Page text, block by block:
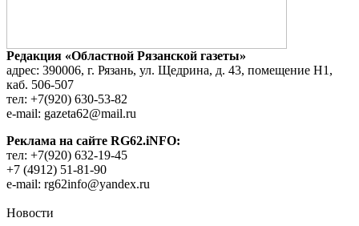
Редакция «Областной Рязанской газеты»
адрес: 390006, г. Рязань, ул. Щедрина, д. 43, помещение Н1,
каб. 506-507
тел: +7(920) 630-53-82
e-mail: gazeta62@mail.ru
Реклама на сайте RG62.iNFO:
тел: +7(920) 632-19-45
+7 (4912) 51-81-90
e-mail: rg62info@yandex.ru
Новости